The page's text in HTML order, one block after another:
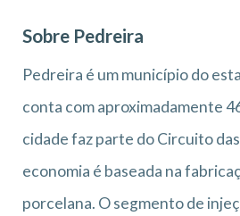
Sobre Pedreira
Pedreira é um município do
conta com aproximadamente
cidade faz parte do Circuito
economia é baseada na
porcelana. O segmento de